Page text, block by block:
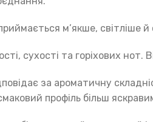
м’якше, світліше
сухості та горіхових
за ароматичну
профіль більш